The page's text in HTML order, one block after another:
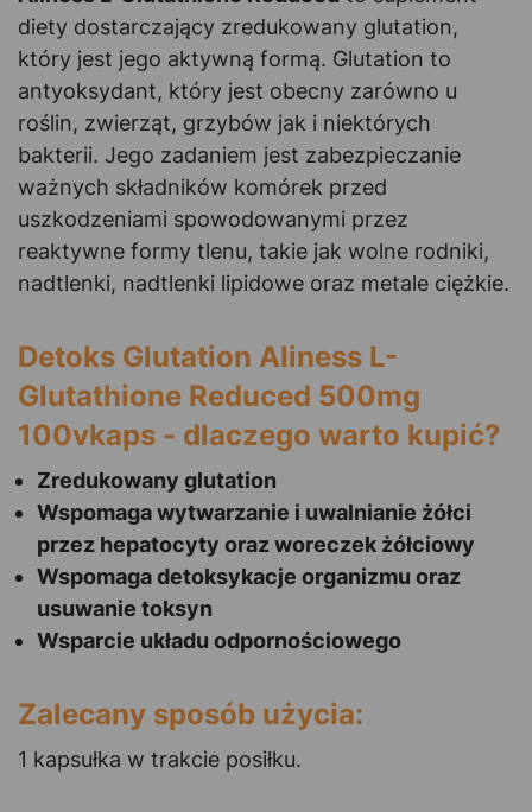
diety dostarczający zredukowany glutation,
który jest jego aktywną formą. Glutation to
antyoksydant, który jest obecny zarówno u
roślin, zwierząt, grzybów jak i niektórych
bakterii. Jego zadaniem jest zabezpieczanie
ważnych składników komórek przed
uszkodzeniami spowodowanymi przez
reaktywne formy tlenu, takie jak wolne rodniki,
nadtlenki, nadtlenki lipidowe oraz metale ciężkie.
Detoks Glutation Aliness L-
Glutathione Reduced 500mg
100vkaps - dlaczego warto kupić?
Zredukowany glutation
Wspomaga wytwarzanie i uwalnianie żółci
przez hepatocyty oraz woreczek żółciowy
Wspomaga detoksykacje organizmu oraz
usuwanie toksyn
Wsparcie układu odpornościowego
Zalecany sposób użycia:
1 kapsułka w trakcie posiłku.